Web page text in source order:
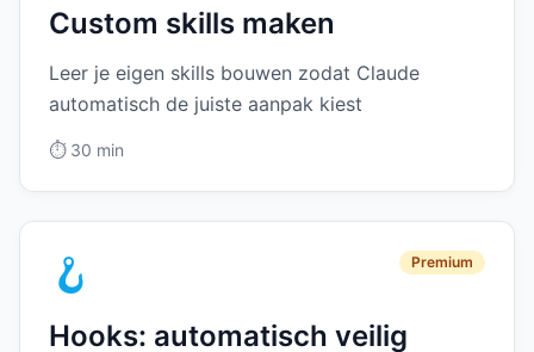
Custom skills maken
Leer je eigen skills bouwen zodat Claude
automatisch de juiste aanpak kiest
⏱️ 30 min
🪝 Premium
Hooks: automatisch veilig